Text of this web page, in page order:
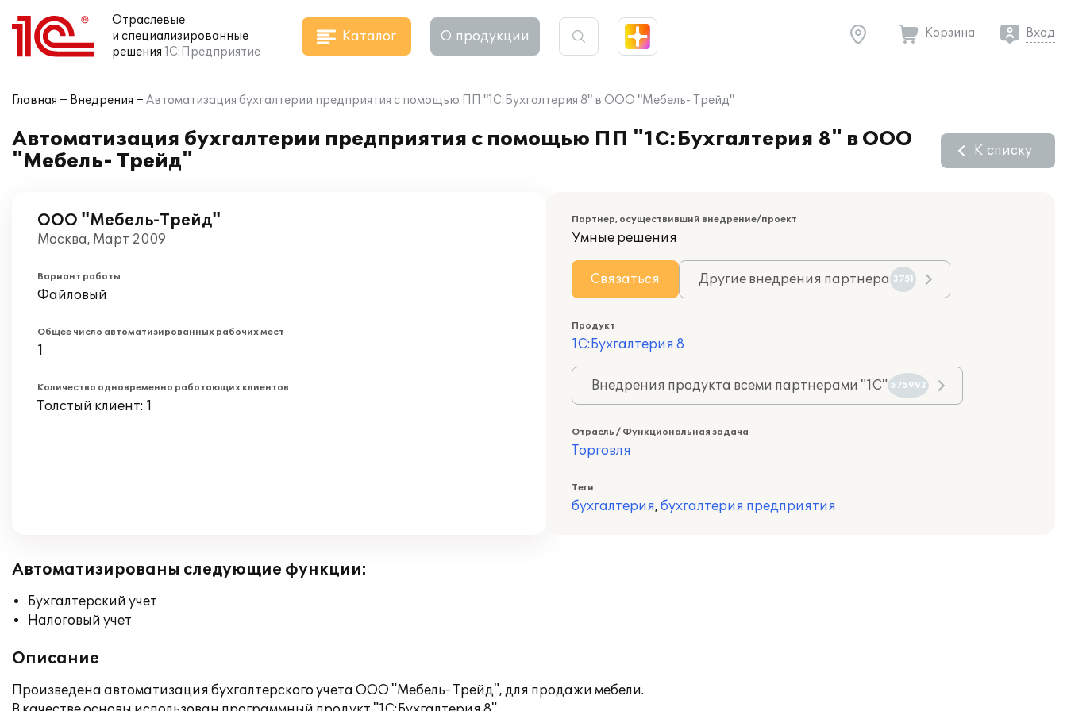
Отраслевые
и специализированные
решения 1С:Предприятие
Каталог О продукции Корзина Вход
Главная Внедрения Автоматизация бухгалтерии предприятия с помощью ПП "1С:Бухгалтерия 8" в ООО "Мебель- Трейд"
Автоматизация бухгалтерии предприятия с помощью ПП "1С:Бухгалтерия 8" в ООО
"Мебель- Трейд"
К списку
ООО "Мебель-Трейд"
Москва, Март 2009
Вариант работы
Файловый
Общее число автоматизированных рабочих мест
1
Количество одновременно работающих клиентов
Толстый клиент: 1
Партнер, осуществивший внедрение/проект
Умные решения
Связаться Другие внедрения партнера 3751
Продукт
1С:Бухгалтерия 8
Внедрения продукта всеми партнерами "1С" 575993
Отрасль / Функциональная задача
Торговля
Теги
бухгалтерия, бухгалтерия предприятия
Автоматизированы следующие функции:
Бухгалтерский учет
Налоговый учет
Описание
Произведена автоматизация бухгалтерского учета ООО "Мебель- Трейд", для продажи мебели.